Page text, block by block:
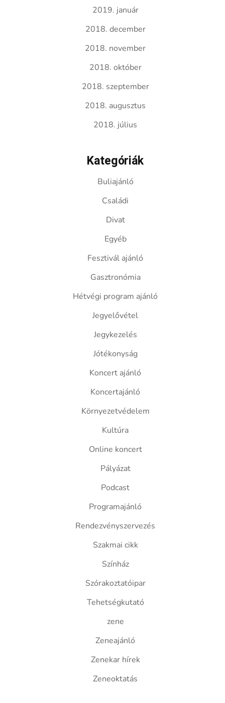
2019. január
2018. december
2018. november
2018. október
2018. szeptember
2018. augusztus
2018. július
Kategóriák
Buliajánló
Családi
Divat
Egyéb
Fesztivál ajánló
Gasztronómia
Hétvégi program ajánló
Jegyelővétel
Jegykezelés
Jótékonyság
Koncert ajánló
Koncertajánló
Környezetvédelem
Kultúra
Online koncert
Pályázat
Podcast
Programajánló
Rendezvényszervezés
Szakmai cikk
Színház
Szórakoztatóipar
Tehetségkutató
zene
Zeneajánló
Zenekar hírek
Zeneoktatás